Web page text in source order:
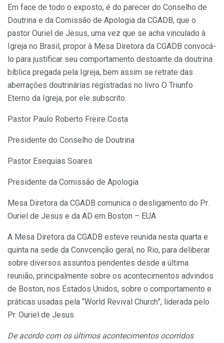
Em face de todo o exposto, é do parecer do Conselho de
Doutrina e da Comissão de Apologia da CGADB, que o
pastor Ouriel de Jesus, uma vez que se acha vinculado à
Igreja no Brasil, propor à Mesa Diretora da CGADB convocá-
lo para justificar seu comportamento destoante da doutrina
bíblica pregada pela Igreja, bem assim se retrate das
aberrações doutrinárias registradas no livro O Triunfo
Eterno da Igreja, por ele subscrito.
Pastor Paulo Roberto Freire Costa
Presidente do Conselho de Doutrina
Pastor Esequias Soares
Presidente da Comissão de Apologia
Mesa Diretora da CGADB comunica o desligamento do Pr.
Ouriel de Jesus e da AD em Boston – EUA
A Mesa Diretora da CGADB esteve reunida nesta quarta e
quinta na sede da Convcenção geral, no Rio, para deliberar
sobre diversos assuntos pendentes desde a última
reunião, principalmente sobre os acontecimentos advindos
de Boston, nos Estados Unidos, sobre o comportamento e
práticas usadas pela “World Revival Church”, liderada pelo
Pr. Ouriel de Jesus.
De acordo com os últimos acontecimentos ocorridos